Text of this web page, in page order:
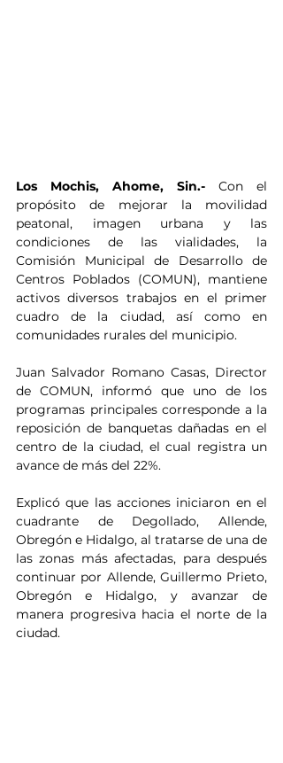
Los Mochis, Ahome, Sin.- Con el
propósito de mejorar la movilidad
peatonal, imagen urbana y las
condiciones de las vialidades, la
Comisión Municipal de Desarrollo de
Centros Poblados (COMUN), mantiene
activos diversos trabajos en el primer
cuadro de la ciudad, así como en
comunidades rurales del municipio.
Juan Salvador Romano Casas, Director
de COMUN, informó que uno de los
programas principales corresponde a la
reposición de banquetas dañadas en el
centro de la ciudad, el cual registra un
avance de más del 22%.
Explicó que las acciones iniciaron en el
cuadrante de Degollado, Allende,
Obregón e Hidalgo, al tratarse de una de
las zonas más afectadas, para después
continuar por Allende, Guillermo Prieto,
Obregón e Hidalgo, y avanzar de
manera progresiva hacia el norte de la
ciudad.